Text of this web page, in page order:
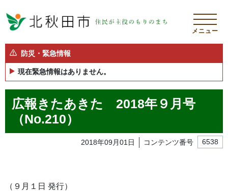
メニュー
防災・緊急情報
現在緊急情報はありません。
広報きたあきた 2018年９月号
（No.210）
2018年09月01日 コンテンツ番号 6538
（９月１日 発行）